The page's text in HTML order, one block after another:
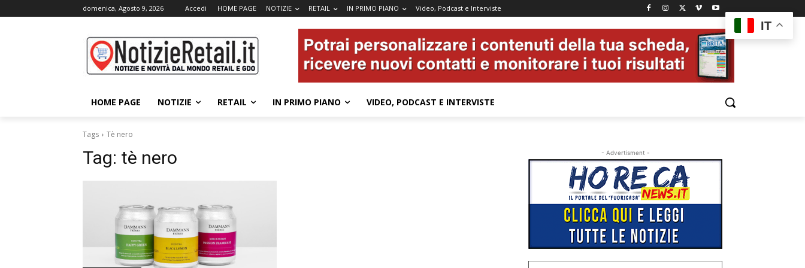
domenica, Agosto 9, 2026 Accedi HOME PAGE NOTIZIE RETAIL IN PRIMO PIANO Video, Podcast e Interviste
HOME PAGE NOTIZIE RETAIL IN PRIMO PIANO VIDEO, PODCAST E INTERVISTE
Tags Tè nero
Tag: tè nero - Advertisment -
IT